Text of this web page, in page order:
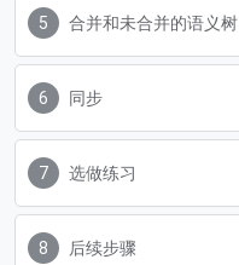
合并和未合并的语义树
同步
选做练习
后续步骤